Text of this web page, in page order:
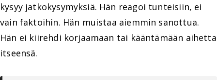
kysyy jatkokysymyksiä. Hän reagoi tunteisiin, ei
vain faktoihin. Hän muistaa aiemmin sanottua.
Hän ei kiirehdi korjaamaan tai kääntämään aihetta
itseensä.